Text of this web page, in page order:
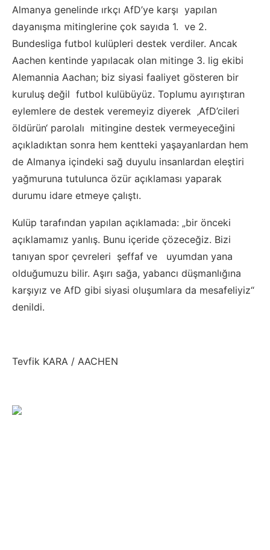
Almanya genelinde ırkçı AfD’ye karşı yapılan
dayanışma mitinglerine çok sayıda 1. ve 2.
Bundesliga futbol kulüpleri destek verdiler. Ancak
Aachen kentinde yapılacak olan mitinge 3. lig ekibi
Alemannia Aachan; biz siyasi faaliyet gösteren bir
kuruluş değil futbol kulübüyüz. Toplumu ayırıştıran
eylemlere de destek veremeyiz diyerek ‚AfD’cileri
öldürün‘ parolalı mitingine destek vermeyeceğini
açıkladıktan sonra hem kentteki yaşayanlardan hem
de Almanya içindeki sağ duyulu insanlardan eleştiri
yağmuruna tutulunca özür açıklaması yaparak
durumu idare etmeye çalıştı.
Kulüp tarafından yapılan açıklamada: „bir önceki
açıklamamız yanlış. Bunu içeride çözeceğiz. Bizi
tanıyan spor çevreleri şeffaf ve uyumdan yana
olduğumuzu bilir. Aşırı sağa, yabancı düşmanlığına
karşıyız ve AfD gibi siyasi oluşumlara da mesafeliyiz“
denildi.
Tevfik KARA / AACHEN